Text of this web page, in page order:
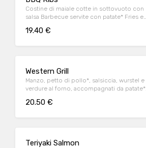
Costine di maiale cotte in sottovuoto con
salsa Barbecue servite con patate* Fries e
19.40 €
Western Grill
Manzo, petto di pollo*, salsiccia, wurstel e
verdure al forno, accompagnati da patate*
20.50 €
Teriyaki Salmon